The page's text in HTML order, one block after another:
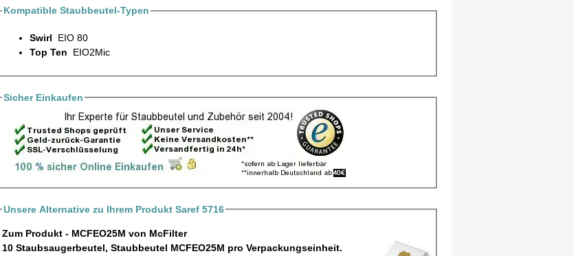
Kompatible Staubbeutel-Typen
Swirl EIO 80
Top Ten EIO2Mic
Sicher Einkaufen
Unsere Alternative zu Ihrem Produkt Saref 5716
Zum Produkt - MCFEO25M von McFilter
10 Staubsaugerbeutel, Staubbeutel MCFEO25M pro Verpackungseinheit.